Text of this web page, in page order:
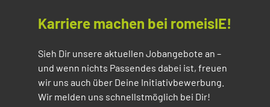
Karriere machen bei romeisIE!
Sieh Dir unsere aktuellen Jobangebote an –
und wenn nichts Passendes dabei ist, freuen
wir uns auch über Deine Initiativbewerbung.
Wir melden uns schnellstmöglich bei Dir!